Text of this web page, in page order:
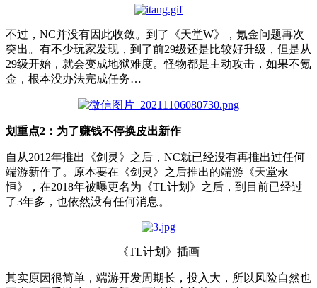
不过，NC并没有因此收敛。到了《天堂W》，氪金问题再次
突出。有不少玩家发现，到了前29级还是比较好升级，但是从
29级开始，就会变成地狱难度。怪物都是主动攻击，如果不氪
金，根本没办法完成任务…
划重点2：为了赚钱不停换皮出新作
自从2012年推出《剑灵》之后，NC就已经没有再推出过任何
端游新作了。原本要在《剑灵》之后推出的端游《天堂永
恒》，在2018年被曝更名为《TL计划》之后，到目前已经过
了3年多，也依然没有任何消息。
《TL计划》插画
其实原因很简单，端游开发周期长，投入大，所以风险自然也